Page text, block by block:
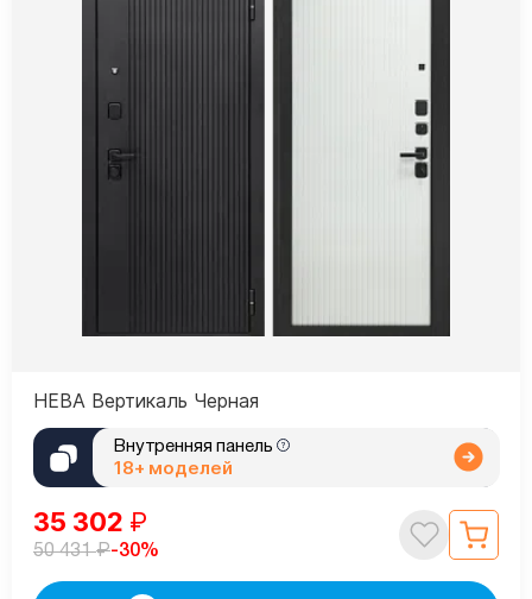
НЕВА Вертикаль Черная
Внутренняя панель
18+ моделей
35 302 ₽
50 431₽-30%